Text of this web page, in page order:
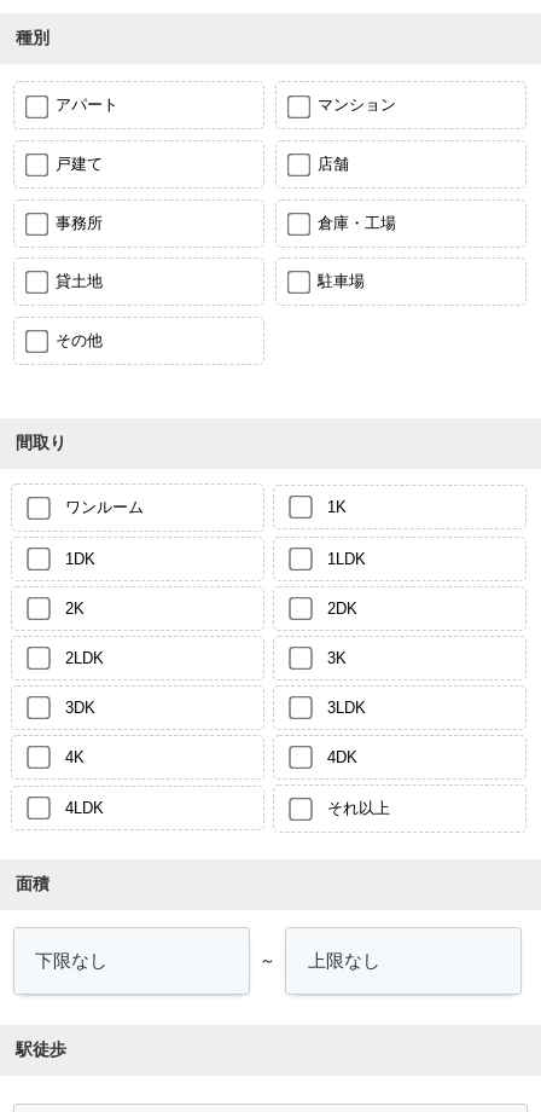
種別
アパート マンション
戸建て 店舗
事務所 倉庫・工場
貸土地 駐車場
その他
間取り
ワンルーム 1K
1DK 1LDK
2K 2DK
2LDK 3K
3DK 3LDK
4K 4DK
4LDK それ以上
面積
～
駅徒歩